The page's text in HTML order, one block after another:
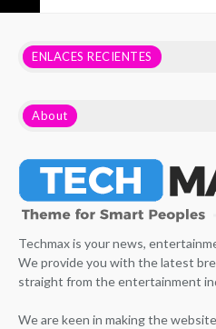
ENLACES RECIENTES
About
Techmax is your news,
We provide you with the latest
straight from the entertainment
We are keen in making the